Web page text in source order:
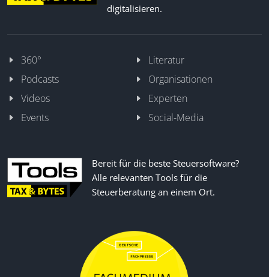
digitalisieren.
360°
Literatur
Podcasts
Organisationen
Videos
Experten
Events
Social-Media
Bereit für die beste Steuersoftware?
Alle relevanten Tools für die
Steuerberatung an einem Ort.